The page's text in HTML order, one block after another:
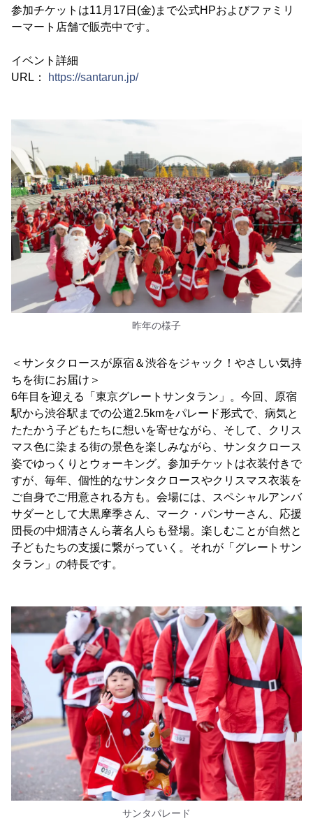
参加チケットは11月17日(金)まで公式HPおよびファミリ
ーマート店舗で販売中です。
イベント詳細
URL：
https://santarun.jp/
昨年の様子
＜サンタクロースが原宿＆渋谷をジャック！やさしい気持
ちを街にお届け＞
6年目を迎える「東京グレートサンタラン」。今回、原宿
駅から渋谷駅までの公道2.5kmをパレード形式で、病気と
たたかう子どもたちに想いを寄せながら、そして、クリス
マス色に染まる街の景色を楽しみながら、サンタクロース
姿でゆっくりとウォーキング。参加チケットは衣装付きで
すが、毎年、個性的なサンタクロースやクリスマス衣装を
ご自身でご用意される方も。会場には、スペシャルアンバ
サダーとして大黒摩季さん、マーク・パンサーさん、応援
団長の中畑清さんら著名人らも登場。楽しむことが自然と
子どもたちの支援に繋がっていく。それが「グレートサン
タラン」の特長です。
サンタパレード